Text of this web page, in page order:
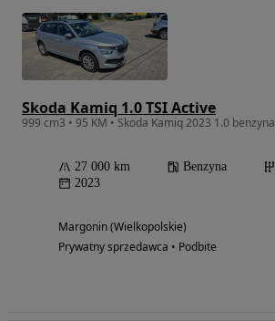
Skoda Kamiq 1.0 TSI Active
999 cm3 • 95 KM • Skoda Kamiq 2023 1.0 benzyna
27 000 km Benzyna
2023
Margonin (Wielkopolskie)
Prywatny sprzedawca • Podbite